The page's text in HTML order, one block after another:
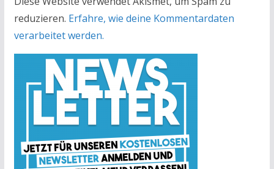
reduzieren. Erfahre, wie deine Kommentardaten
verarbeitet werden.